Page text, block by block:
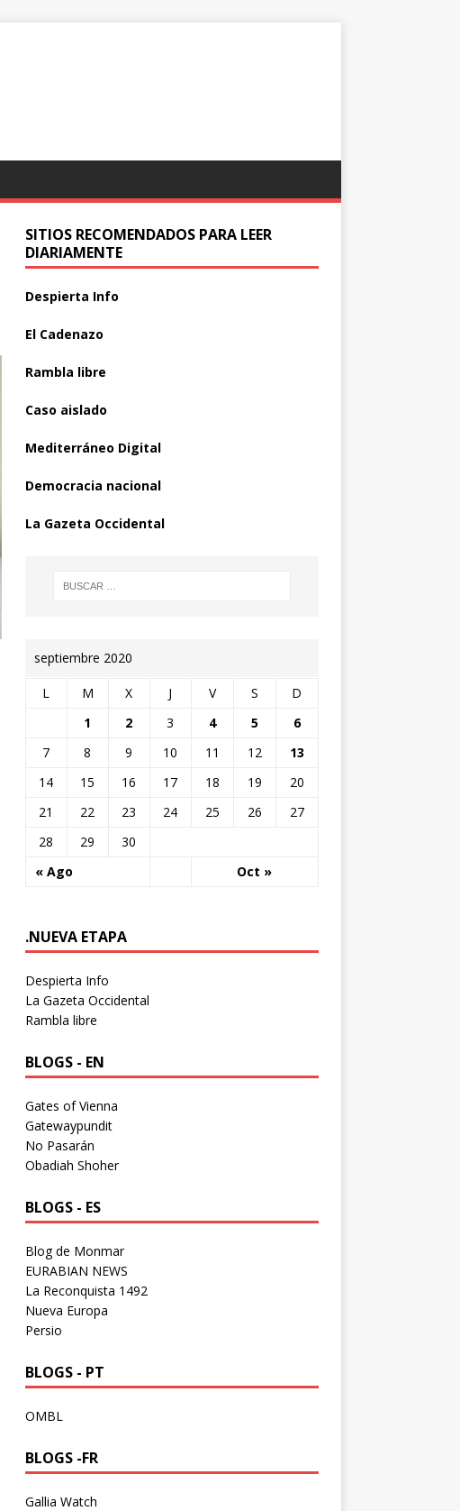
SITIOS RECOMENDADOS PARA LEER
DIARIAMENTE
Despierta Info
El Cadenazo
Rambla libre
Caso aislado
Mediterráneo Digital
Democracia nacional
La Gazeta Occidental
septiembre 2020
L M X J V S D
« Ago Oct »
1 2 3 4 5
6
7
8 9 10 11 12
13
14
15 16 17 18 19
20
21
22 23 24 25 26
27
28
29 30
.NUEVA ETAPA
Despierta Info
La Gazeta Occidental
Rambla libre
BLOGS - EN
Gates of Vienna
Gatewaypundit
No Pasarán
Obadiah Shoher
BLOGS - ES
Blog de Monmar
EURABIAN NEWS
La Reconquista 1492
Nueva Europa
Persio
BLOGS - PT
OMBL
BLOGS -FR
Gallia Watch